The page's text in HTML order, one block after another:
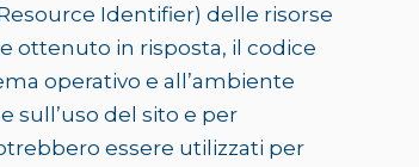
Identifier) delle risorse
ottenuto in risposta, il codice
operativo e all’ambiente
sull’uso del sito e per
essere utilizzati per